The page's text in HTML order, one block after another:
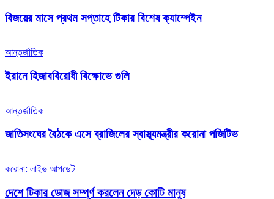
বিজয়ের মাসে প্রথম সপ্তাহে টিকার বিশেষ ক্যাম্পেইন
আন্তর্জাতিক
ইরানে হিজাববিরোধী বিক্ষোভে গুলি
আন্তর্জাতিক
জাতিসংঘের বৈঠকে এসে ব্রাজিলের স্বাস্থ্যমন্ত্রীর করোনা পজিটিভ
করোনা: লাইভ আপডেট
দেশে টিকার ডোজ সম্পূর্ণ করলেন দেড় কোটি মানুষ